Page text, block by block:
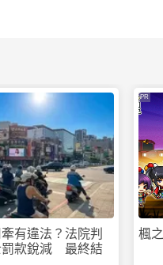
有違法？法院判
罰款銳減 最終結
楓
PR